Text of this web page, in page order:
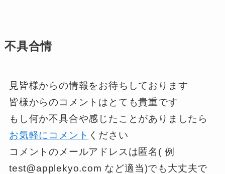
不具合情
見皆様からの情報をお待ちしております
皆様からのコメントはとても貴重です
もし何か不具合や感じたことがありましたら
お気軽にコメント ください
コメントのメールアドレスは匿名( 例
test@applekyo.com など適当)でも大丈夫で